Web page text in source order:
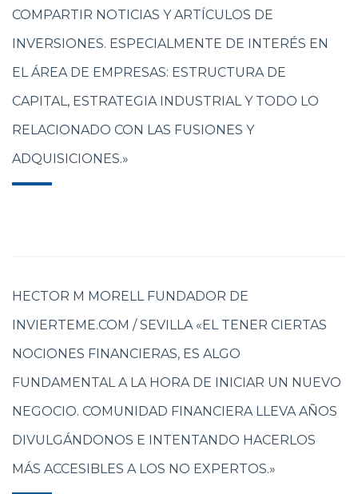
COMPARTIR NOTICIAS Y ARTÍCULOS DE
INVERSIONES. ESPECIALMENTE DE INTERÉS EN
EL ÁREA DE EMPRESAS: ESTRUCTURA DE
CAPITAL, ESTRATEGIA INDUSTRIAL Y TODO LO
RELACIONADO CON LAS FUSIONES Y
ADQUISICIONES.»
HECTOR M MORELL FUNDADOR DE
INVIERTEME.COM / SEVILLA «EL TENER CIERTAS
NOCIONES FINANCIERAS, ES ALGO
FUNDAMENTAL A LA HORA DE INICIAR UN NUEVO
NEGOCIO. COMUNIDAD FINANCIERA LLEVA AÑOS
DIVULGÁNDONOS E INTENTANDO HACERLOS
MÁS ACCESIBLES A LOS NO EXPERTOS.»